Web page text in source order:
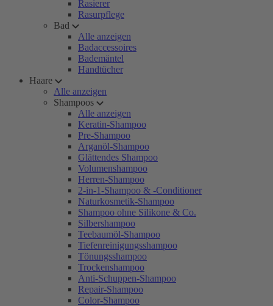
Rasierer
Rasurpflege
Bad
Alle anzeigen
Badaccessoires
Bademäntel
Handtücher
Haare
Alle anzeigen
Shampoos
Alle anzeigen
Keratin-Shampoo
Pre-Shampoo
Arganöl-Shampoo
Glättendes Shampoo
Volumenshampoo
Herren-Shampoo
2-in-1-Shampoo & -Conditioner
Naturkosmetik-Shampoo
Shampoo ohne Silikone & Co.
Silbershampoo
Teebaumöl-Shampoo
Tiefenreinigungsshampoo
Tönungsshampoo
Trockenshampoo
Anti-Schuppen-Shampoo
Repair-Shampoo
Color-Shampoo